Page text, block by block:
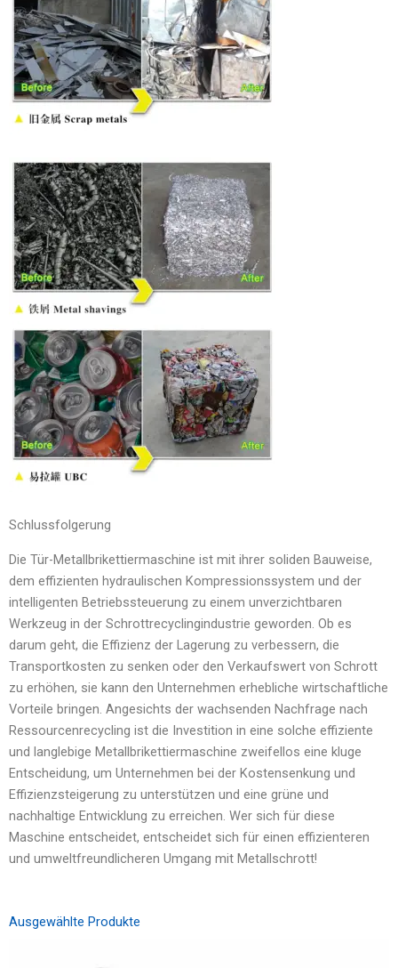
Schlussfolgerung
Die Tür-Metallbrikettiermaschine ist mit ihrer soliden Bauweise,
dem effizienten hydraulischen Kompressionssystem und der
intelligenten Betriebssteuerung zu einem unverzichtbaren
Werkzeug in der Schrottrecyclingindustrie geworden. Ob es
darum geht, die Effizienz der Lagerung zu verbessern, die
Transportkosten zu senken oder den Verkaufswert von Schrott
zu erhöhen, sie kann den Unternehmen erhebliche wirtschaftliche
Vorteile bringen. Angesichts der wachsenden Nachfrage nach
Ressourcenrecycling ist die Investition in eine solche effiziente
und langlebige Metallbrikettiermaschine zweifellos eine kluge
Entscheidung, um Unternehmen bei der Kostensenkung und
Effizienzsteigerung zu unterstützen und eine grüne und
nachhaltige Entwicklung zu erreichen. Wer sich für diese
Maschine entscheidet, entscheidet sich für einen effizienteren
und umweltfreundlicheren Umgang mit Metallschrott!
Ausgewählte Produkte